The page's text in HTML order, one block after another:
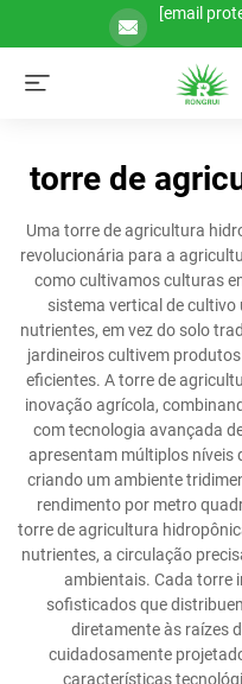
[email
torre de
Uma torre de agricultura
revolucionária para a
como cultivamos culturas
sistema vertical de
nutrientes, em vez do solo
jardineiros cultivem
eficientes. A torre de
inovação agrícola,
com tecnologia avançada
apresentam múltiplos níveis
criando um ambiente
rendimento por metro
torre de agricultura
nutrientes, a circulação
ambientais. Cada torre
sofisticados que
diretamente às raízes
cuidadosamente
características